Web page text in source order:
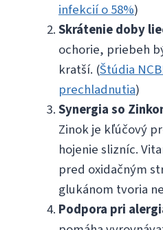
infekcií o 58%)
Skrátenie doby
ochorie, priebeh
kratší. (Štúdia
prechladnutia)
Synergia so
Zinok je kľúčový
hojenie slizníc.
pred oxidačným
glukánom tvoria
Podpora pri